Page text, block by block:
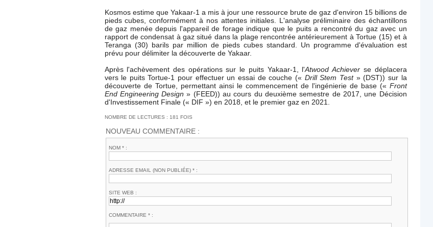
Kosmos estime que Yakaar-1 a mis à jour une ressource brute de gaz d'environ 15 billions de
pieds cubes, conformément à nos attentes initiales. L'analyse préliminaire des échantillons
de gaz menée depuis l'appareil de forage indique que le puits a rencontré du gaz avec un
rapport de condensat à gaz situé dans la plage rencontrée antérieurement à Tortue (15) et à
Teranga (30) barils par million de pieds cubes standard. Un programme d'évaluation est
prévu pour délimiter la découverte de Yakaar.
Après l'achèvement des opérations sur le puits Yakaar-1, l'Atwood Achiever se déplacera
vers le puits Tortue-1 pour effectuer un essai de couche (« Drill Stem Test » (DST)) sur la
découverte de Tortue, permettant ainsi le commencement de l'ingénierie de base (« Front
End Engineering Design» (FEED)) au cours du deuxième semestre de 2017, une Décision
d'Investissement Finale (« DIF ») en 2018, et le premier gaz en 2021.
NOMBRE DE LECTURES : 181 FOIS
NOUVEAU COMMENTAIRE :
NOM * :
ADRESSE EMAIL (NON PUBLIÉE) * :
SITE WEB :
COMMENTAIRE * :